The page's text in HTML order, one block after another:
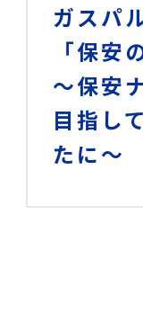
ガスパ
「保安
～保安
目指し
たに～